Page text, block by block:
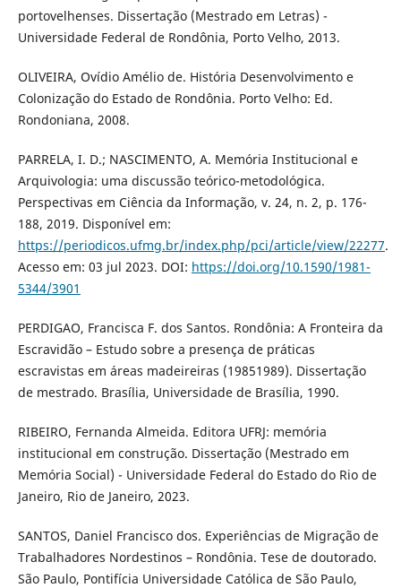
portovelhenses. Dissertação (Mestrado em Letras) -
Universidade Federal de Rondônia, Porto Velho, 2013.
OLIVEIRA, Ovídio Amélio de. História Desenvolvimento e
Colonização do Estado de Rondônia. Porto Velho: Ed.
Rondoniana, 2008.
PARRELA, I. D.; NASCIMENTO, A. Memória Institucional e
Arquivologia: uma discussão teórico-metodológica.
Perspectivas em Ciência da Informação, v. 24, n. 2, p. 176-
188, 2019. Disponível em:
https://periodicos.ufmg.br/index.php/pci/article/view/22277.
Acesso em: 03 jul 2023. DOI: https://doi.org/10.1590/1981-
5344/3901
PERDIGAO, Francisca F. dos Santos. Rondônia: A Fronteira da
Escravidão – Estudo sobre a presença de práticas
escravistas em áreas madeireiras (19851989). Dissertação
de mestrado. Brasília, Universidade de Brasília, 1990.
RIBEIRO, Fernanda Almeida. Editora UFRJ: memória
institucional em construção. Dissertação (Mestrado em
Memória Social) - Universidade Federal do Estado do Rio de
Janeiro, Rio de Janeiro, 2023.
SANTOS, Daniel Francisco dos. Experiências de Migração de
Trabalhadores Nordestinos – Rondônia. Tese de doutorado.
São Paulo, Pontifícia Universidade Católica de São Paulo,